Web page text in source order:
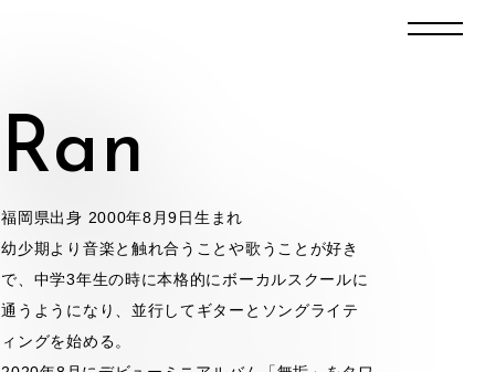
Ran
福岡県出身 2000年8月9日生まれ
幼少期より音楽と触れ合うことや歌うことが好き
で、中学3年生の時に本格的にボーカルスクールに
通うようになり、並行してギターとソングライテ
ィングを始める。